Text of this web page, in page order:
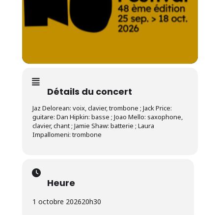
Détails du concert
Jaz Delorean: voix, clavier, trombone ; Jack Price:
guitare: Dan Hipkin: basse ; Joao Mello: saxophone,
clavier, chant ; Jamie Shaw: batterie ; Laura
Impallomeni: trombone
Heure
1 octobre 202620h30